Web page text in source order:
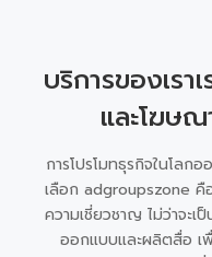
บริการของเรา
และโฆษ
การโปรโมทธุรกิจในโลกอ
เลือก adgroupszone คื
ความเชี่ยวชาญ ไม่ว่าจะเ
ออกแบบและผลิตสื่อ